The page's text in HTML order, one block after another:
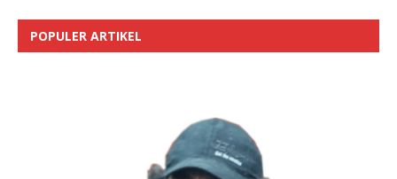
POPULER ARTIKEL